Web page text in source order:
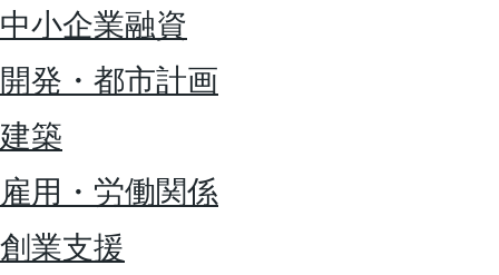
中小企業融資
開発・都市計画
建築
雇用・労働関係
創業支援